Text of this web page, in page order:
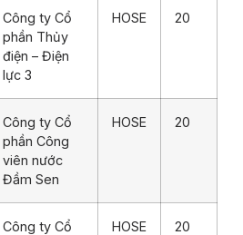
Công ty Cổ
phần Thủy
điện – Điện
lực 3
HOSE 20
Công ty Cổ
phần Công
viên nước
Đầm Sen
HOSE 20
Công ty Cổ
HOSE 20